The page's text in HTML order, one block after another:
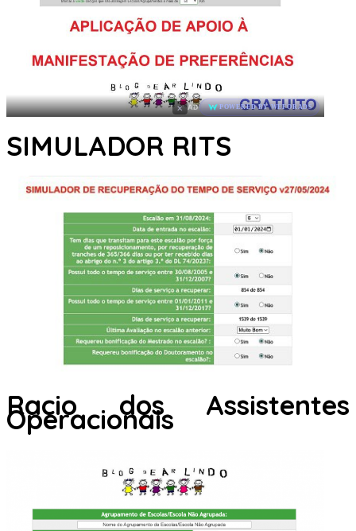
× AD POWERED BY WEFORADS
SIMULADOR RITS
Racio dos Assistentes
Operacionais